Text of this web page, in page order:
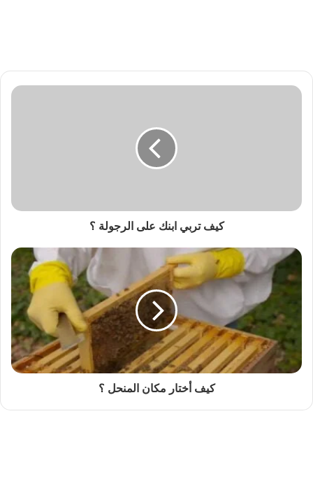
كيف تربي ابنك على الرجولة ؟
كيف أختار مكان المنحل ؟